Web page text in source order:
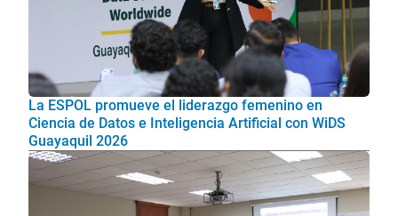
La ESPOL promueve el liderazgo femenino en
Ciencia de Datos e Inteligencia Artificial con WiDS
Guayaquil 2026